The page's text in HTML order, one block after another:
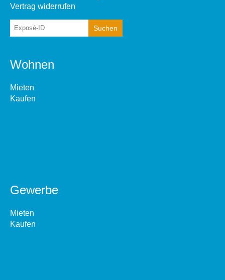
Vertrag widerrufen
Wohnen
Mieten
Kaufen
Gewerbe
Mieten
Kaufen